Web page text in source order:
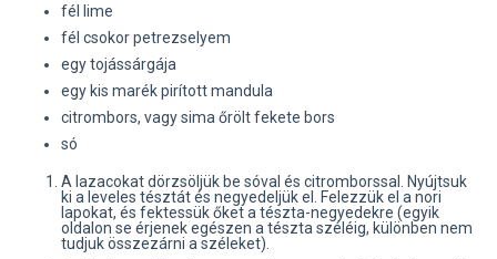
fél lime
fél csokor petrezselyem
egy tojássárgája
egy kis marék pirított mandula
citrombors, vagy sima őrölt fekete bors
só
A lazacokat dörzsöljük be sóval és citromborssal. Nyújtsuk
ki a leveles tésztát és negyedeljük el. Felezzük el a nori
lapokat, és fektessük őket a tészta-negyedekre (egyik
oldalon se érjenek egészen a tészta széléig, különben nem
tudjuk összezárni a széleket).